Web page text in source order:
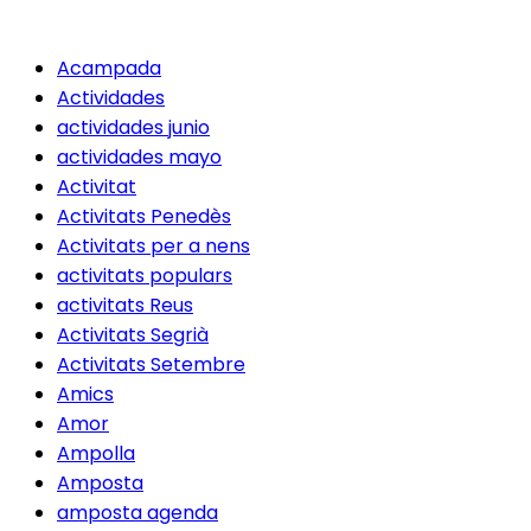
Acampada
Actividades
actividades junio
actividades mayo
Activitat
Activitats Penedès
Activitats per a nens
activitats populars
activitats Reus
Activitats Segrià
Activitats Setembre
Amics
Amor
Ampolla
Amposta
amposta agenda